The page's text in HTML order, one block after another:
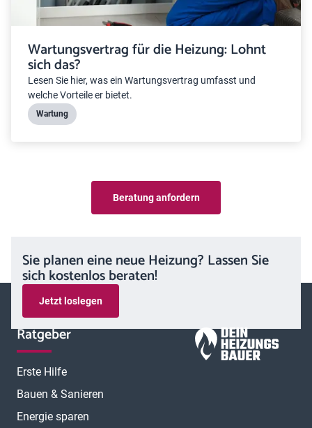
Wartungsvertrag für die Heizung: Lohnt
sich das?
Lesen Sie hier, was ein Wartungsvertrag umfasst und
welche Vorteile er bietet.
Wartung
Beratung anfordern
Sie planen eine neue Heizung? Lassen Sie
sich kostenlos beraten!
Jetzt loslegen
Ratgeber
Erste Hilfe
Bauen & Sanieren
Energie sparen